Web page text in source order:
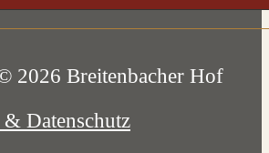
2026 Breitenbacher Hof
Datenschutz